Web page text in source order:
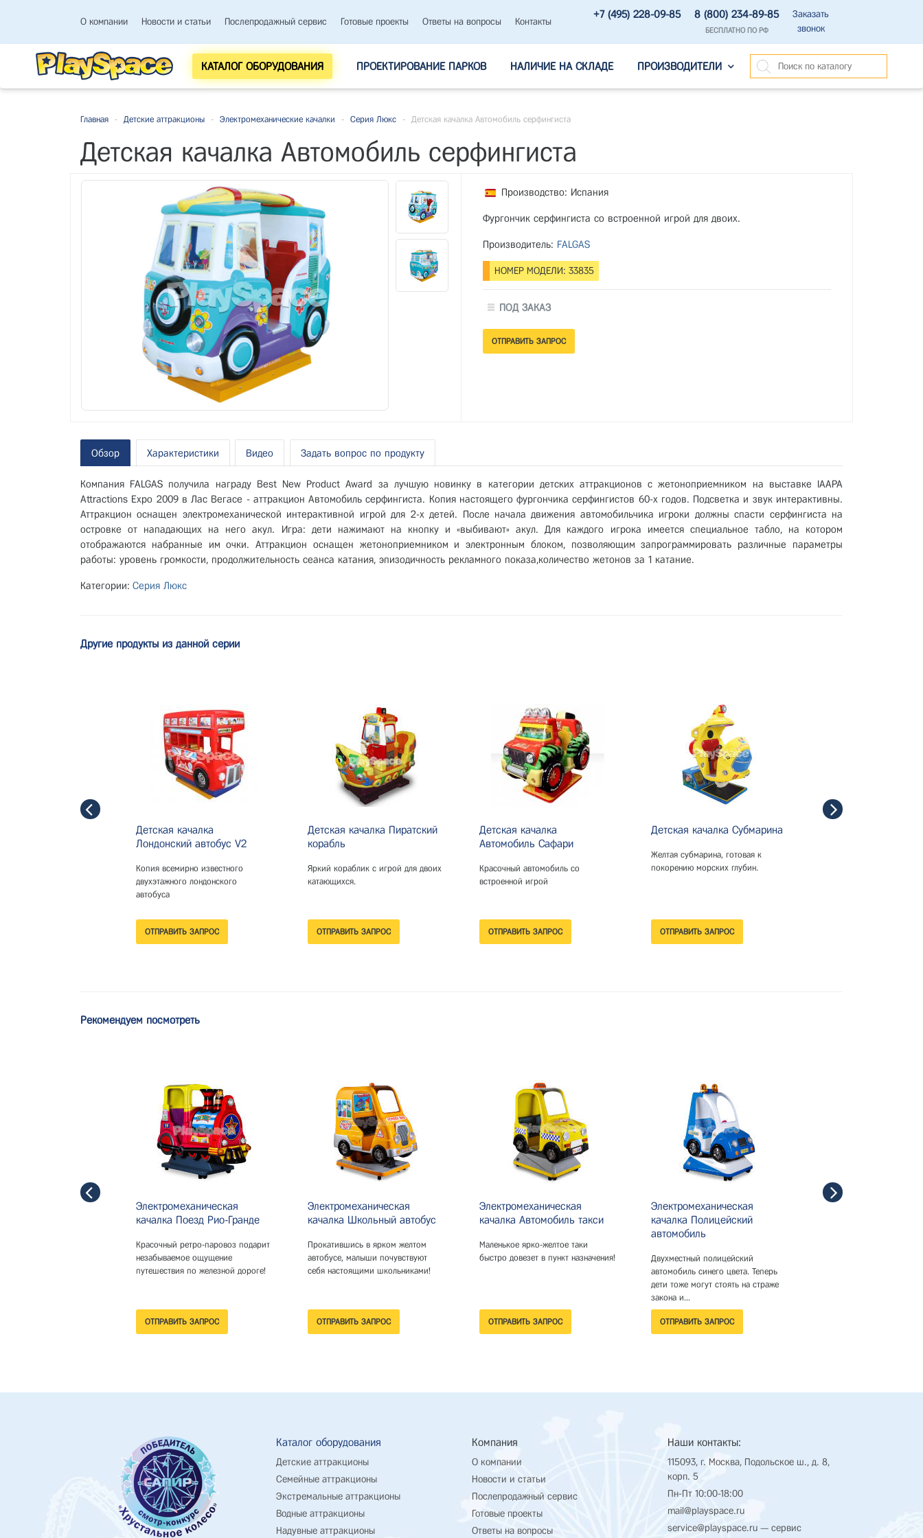
О компании Новости и статьи Послепродажный сервис Готовые проекты Ответы на вопросы Контакты
+7 (495) 228-09-85 8 (800) 234-89-85
БЕСПЛАТНО ПО РФ
Заказать
звонок
КАТАЛОГ ОБОРУДОВАНИЯ ПРОЕКТИРОВАНИЕ ПАРКОВ НАЛИЧИЕ НА СКЛАДЕ ПРОИЗВОДИТЕЛИ
Главная - Детские аттракционы - Электромеханические качалки - Серия Люкс - Детская качалка Автомобиль серфингиста
Детская качалка Автомобиль серфингиста
Производство: Испания
Фургончик серфингиста со встроенной игрой для двоих.
Производитель: FALGAS
НОМЕР МОДЕЛИ: 33835
ПОД ЗАКАЗ
Обзор Характеристики Видео Задать вопрос по продукту
Компания FALGAS получила награду Best New Product Award за лучшую новинку в категории детских аттракционов с жетоноприемником на выставке IAAPA
Attractions Expo 2009 в Лас Вегасе - аттракцион Автомобиль серфингиста. Копия настоящего фургончика серфингистов 60-х годов. Подсветка и звук интерактивны.
Аттракцион оснащен электромеханической интерактивной игрой для 2-х детей. После начала движения автомобильчика игроки должны спасти серфингиста на
островке от нападающих на него акул. Игра: дети нажимают на кнопку и «выбивают» акул. Для каждого игрока имеется специальное табло, на котором
отображаются набранные им очки. Аттракцион оснащен жетоноприемником и электронным блоком, позволяющим запрограммировать различные параметры
работы: уровень громкости, продолжительность сеанса катания, эпизодичность рекламного показа,количество жетонов за 1 катание.
Категории: Серия Люкс
Другие продукты из данной серии
Детская качалка
Лондонский автобус V2
Копия всемирно известного
двухэтажного лондонского
автобуса
Детская качалка Пиратский
корабль
Яркий кораблик с игрой для двоих
катающихся.
Детская качалка
Автомобиль Сафари
Красочный автомобиль со
встроенной игрой
Детская качалка Субмарина
Желтая субмарина, готовая к
покорению морских глубин.
Рекомендуем посмотреть
Электромеханическая
качалка Поезд Рио-Гранде
Красочный ретро-паровоз подарит
незабываемое ощущение
путешествия по железной дороге!
Электромеханическая
качалка Школьный автобус
Прокатившись в ярком желтом
автобусе, малыши почувствуют
себя настоящими школьниками!
Электромеханическая
качалка Автомобиль такси
Маленькое ярко-желтое таки
быстро довезет в пункт назначения!
Электромеханическая
качалка Полицейский
автомобиль
Двухместный полицейский
автомобиль синего цвета. Теперь
дети тоже могут стоять на страже
закона и...
Каталог оборудования
Детские аттракционы
Семейные аттракционы
Экстремальные аттракционы
Водные аттракционы
Надувные аттракционы
Компания
О компании
Новости и статьи
Послепродажный сервис
Готовые проекты
Ответы на вопросы
Наши контакты:
115093, г. Москва, Подольское ш., д. 8,
корп. 5
Пн-Пт 10:00-18:00
mail@playspace.ru
service@playspace.ru — сервис